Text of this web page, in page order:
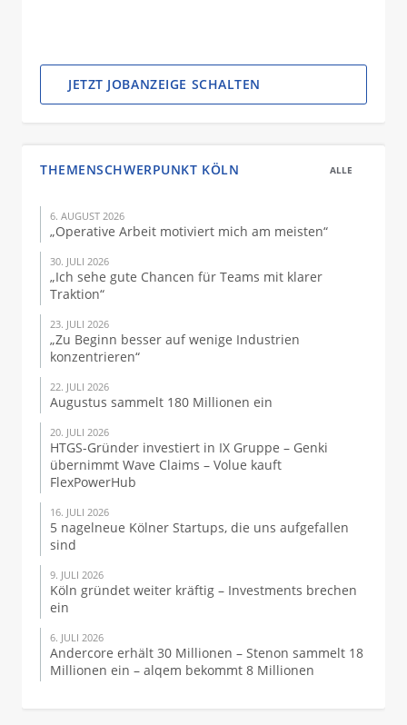
JETZT JOBANZEIGE SCHALTEN
THEMENSCHWERPUNKT KÖLN ALLE
6. AUGUST 2026
„Operative Arbeit motiviert mich am meisten“
30. JULI 2026
„Ich sehe gute Chancen für Teams mit klarer
Traktion“
23. JULI 2026
„Zu Beginn besser auf wenige Industrien
konzentrieren“
22. JULI 2026
Augustus sammelt 180 Millionen ein
20. JULI 2026
HTGS-Gründer investiert in IX Gruppe – Genki
übernimmt Wave Claims – Volue kauft
FlexPowerHub
16. JULI 2026
5 nagelneue Kölner Startups, die uns aufgefallen
sind
9. JULI 2026
Köln gründet weiter kräftig – Investments brechen
ein
6. JULI 2026
Andercore erhält 30 Millionen – Stenon sammelt 18
Millionen ein – alqem bekommt 8 Millionen